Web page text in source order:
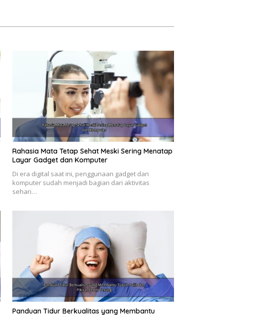
Rahasia Mata Tetap Sehat Meski Sering Menatap
Layar Gadget dan Komputer
Di era digital saat ini, penggunaan gadget dan
komputer sudah menjadi bagian dari aktivitas
sehari…
Panduan Tidur Berkualitas yang Membantu